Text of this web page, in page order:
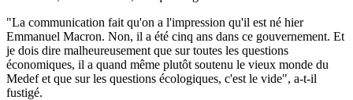
"La communication fait qu'on a l'impression qu'il est né hier
Emmanuel Macron. Non, il a été cinq ans dans ce gouvernement. Et
je dois dire malheureusement que sur toutes les questions
économiques, il a quand même plutôt soutenu le vieux monde du
Medef et que sur les questions écologiques, c'est le vide", a-t-il
fustigé.